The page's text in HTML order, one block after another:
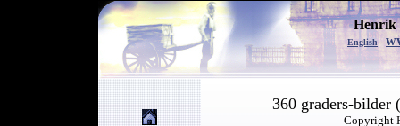
Henrik
English
360 graders-bilder
Copyright